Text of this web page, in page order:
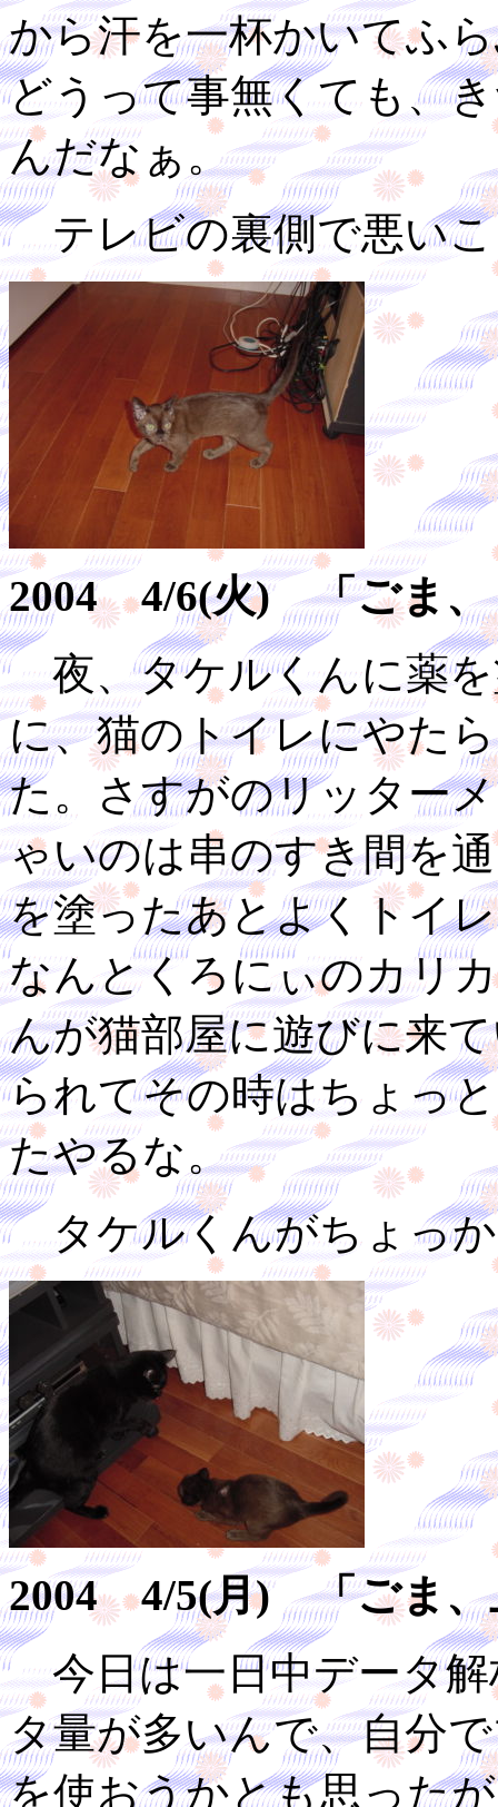
から汗を一杯かいてふ
どうって事無くても、
んだなぁ。
テレビの裏側で悪いこ
2004 4/6(火) 「ごま、
夜、タケルくんに薬を
に、猫のトイレにやた
た。さすがのリッター
ゃいのは串のすき間を
を塗ったあとよくトイ
なんとくろにぃのカリ
んが猫部屋に遊びに来
られてその時はちょっ
たやるな。
タケルくんがちょっか
2004 4/5(月) 「ごま、
今日は一日中データ解
タ量が多いんで、自分
を使おうかとも思った